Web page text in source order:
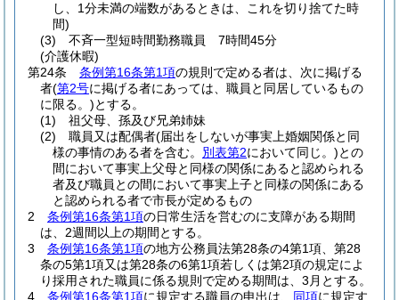
し、1分未満の端数があるときは、これを切り捨てた時
間)
(3)
不斉一型短時間勤務職員 7時間45分
(介護休暇)
第24条
条例第16条第1項の規則で定める者は、次に掲げる
者(第2号に掲げる者にあっては、職員と同居しているもの
に限る。)とする。
(1)
祖父母、孫及び兄弟姉妹
(2)
職員又は配偶者(届出をしないが事実上婚姻関係と同
様の事情のある者を含む。 別表第2において同じ。)との
間において事実上父母と同様の関係にあると認められる
者及び職員との間において事実上子と同様の関係にある
と認められる者で市長が定めるもの
2
条例第16条第1項の日常生活を営むのに支障がある期間
は、2週間以上の期間とする。
3
条例第16条第1項の地方公務員法第28条の4第1項、第28
条の5第1項又は第28条の6第1項若しくは第2項の規定によ
り採用された職員に係る規則で定める期間は、3月とする。
4
条例第16条第1項に規定する職員の申出は、 同項に規定す